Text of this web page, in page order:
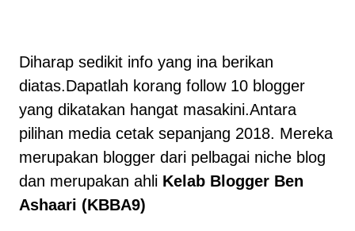
Diharap sedikit info yang ina berikan
diatas.Dapatlah korang follow 10 blogger
yang dikatakan hangat masakini.Antara
pilihan media cetak sepanjang 2018. Mereka
merupakan blogger dari pelbagai niche blog
dan merupakan ahli Kelab Blogger Ben
Ashaari (KBBA9)